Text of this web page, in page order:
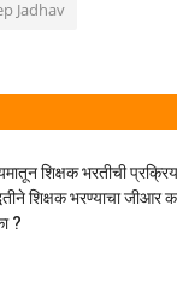
Jadhav
शिक्षक भरतीची
शिक्षक भरण्याचा जीआर
?